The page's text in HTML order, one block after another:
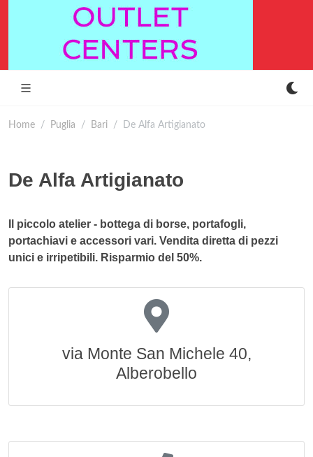
Home Puglia Bari De Alfa Artigianato
De Alfa Artigianato
Il piccolo atelier - bottega di borse, portafogli,
portachiavi e accessori vari. Vendita diretta di pezzi
unici e irripetibili. Risparmio del 50%.
via Monte San Michele 40,
Alberobello